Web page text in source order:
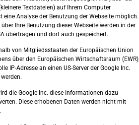
Textdateien) auf Ihrem Computer
eine Analyse der Benutzung der Webseite möglich.
Ihre Benutzung dieser Webseite werden in der
übertragen und dort auch gespeichert.
von Mitgliedsstaaten der Europäischen Union
über den Europäischen Wirtschaftsraum (EWR)
IP-Adresse an einen US-Server der Google Inc.
die Google Inc. diese Informationen dazu
Diese erhobenen Daten werden nicht mit